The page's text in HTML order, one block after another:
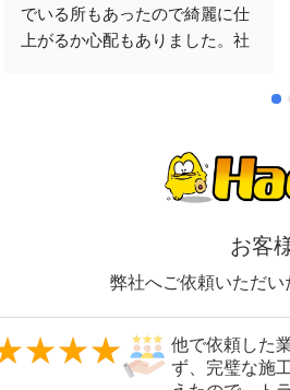
でいる所もあったので綺麗に仕
上がるか心配もありました。社
でとても満足した仕上がりとな
りました。社長様と職人さんに